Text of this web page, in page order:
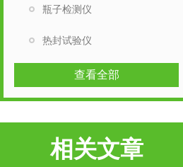
瓶子检测仪
热封试验仪
查看全部
相关文章